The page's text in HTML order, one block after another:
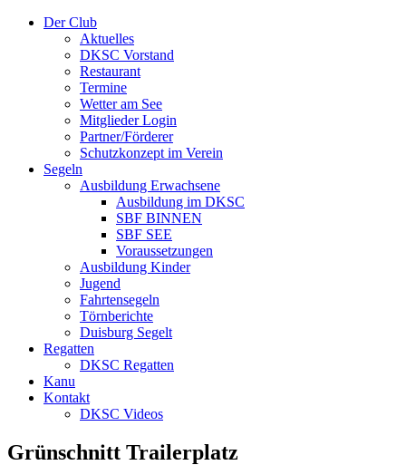
Der Club
Aktuelles
DKSC Vorstand
Restaurant
Termine
Wetter am See
Mitglieder Login
Partner/Förderer
Schutzkonzept im Verein
Segeln
Ausbildung Erwachsene
Ausbildung im DKSC
SBF BINNEN
SBF SEE
Voraussetzungen
Ausbildung Kinder
Jugend
Fahrtensegeln
Törnberichte
Duisburg Segelt
Regatten
DKSC Regatten
Kanu
Kontakt
DKSC Videos
Grünschnitt Trailerplatz